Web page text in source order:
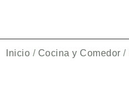
Inicio / Cocina y Comedor /